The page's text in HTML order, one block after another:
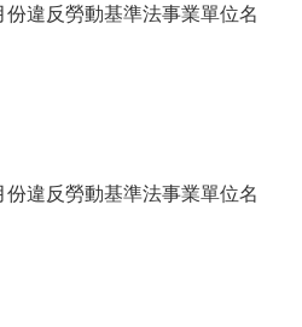
違反勞動基準法事業單位名
違反勞動基準法事業單位名